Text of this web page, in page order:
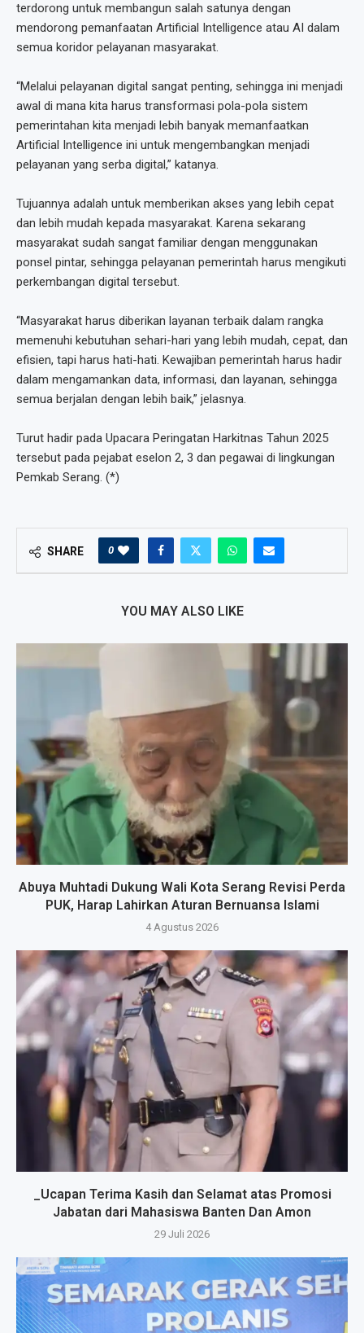
terdorong untuk membangun salah satunya dengan
mendorong pemanfaatan Artificial Intelligence atau AI dalam
semua koridor pelayanan masyarakat.
“Melalui pelayanan digital sangat penting, sehingga ini menjadi
awal di mana kita harus transformasi pola-pola sistem
pemerintahan kita menjadi lebih banyak memanfaatkan
Artificial Intelligence ini untuk mengembangkan menjadi
pelayanan yang serba digital,” katanya.
Tujuannya adalah untuk memberikan akses yang lebih cepat
dan lebih mudah kepada masyarakat. Karena sekarang
masyarakat sudah sangat familiar dengan menggunakan
ponsel pintar, sehingga pelayanan pemerintah harus mengikuti
perkembangan digital tersebut.
“Masyarakat harus diberikan layanan terbaik dalam rangka
memenuhi kebutuhan sehari-hari yang lebih mudah, cepat, dan
efisien, tapi harus hati-hati. Kewajiban pemerintah harus hadir
dalam mengamankan data, informasi, dan layanan, sehingga
semua berjalan dengan lebih baik,” jelasnya.
Turut hadir pada Upacara Peringatan Harkitnas Tahun 2025
tersebut pada pejabat eselon 2, 3 dan pegawai di lingkungan
Pemkab Serang. (*)
SHARE 0
YOU MAY ALSO LIKE
Abuya Muhtadi Dukung Wali Kota Serang Revisi Perda
PUK, Harap Lahirkan Aturan Bernuansa Islami
4 Agustus 2026
_Ucapan Terima Kasih dan Selamat atas Promosi
Jabatan dari Mahasiswa Banten Dan Amon
29 Juli 2026